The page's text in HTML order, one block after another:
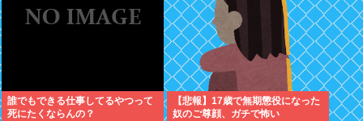
誰でもできる仕事してるやつって
死にたくならんの？
【悲報】17歳で無期懲役になった
奴のご尊顔、ガチで怖い